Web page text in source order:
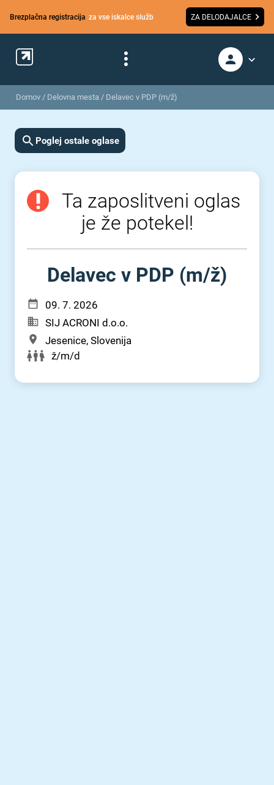
Brezplačna registracija za vse iskalce služb ZA DELODAJALCE
Domov / Delovna mesta / Delavec v PDP (m/ž)
Poglej ostale oglase
Ta zaposlitveni oglas
je že potekel!
Delavec v PDP (m⁠/⁠ž)
09. 7. 2026
SIJ ACRONI d.o.o.
Jesenice, Slovenija
ž/m/d